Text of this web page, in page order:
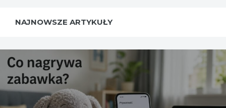
NAJNOWSZE ARTYKUŁY